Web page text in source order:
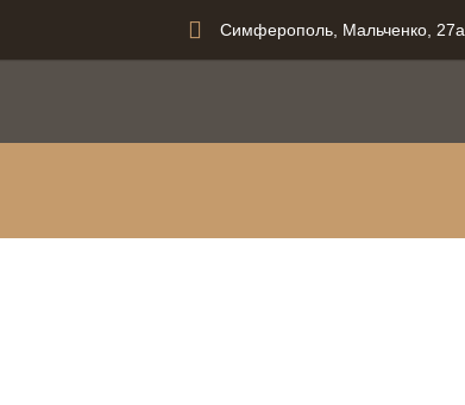
Симферополь, Мальченко, 27а